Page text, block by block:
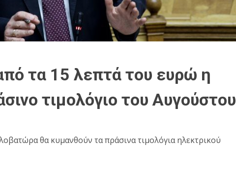
τα 15 λεπτά του ευρώ η
τιμολόγιο του Αυγούστου
θα κυμανθούν τα πράσινα τιμολόγια ηλεκτρικού